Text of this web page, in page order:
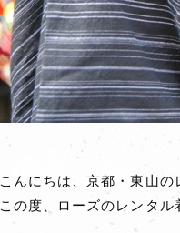
こんにちは、京都・東山
この度、ローズのレンタル